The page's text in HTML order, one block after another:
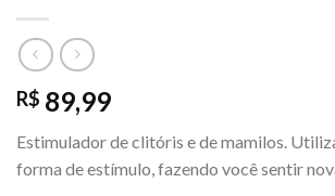
R$ 89,99
Estimulador de clitóris e de mamilos.
forma de estímulo, fazendo você sentir